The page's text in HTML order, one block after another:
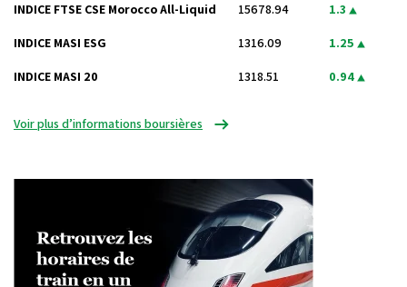
INDICE FTSE CSE Morocco All-Liquid 15678.94 1.3
INDICE MASI ESG 1316.09 1.25
INDICE MASI 20 1318.51 0.94
Voir plus d’informations boursières